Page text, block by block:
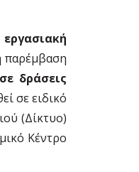
παρέμβαση
δράσεις
σε ειδικό
(Δίκτυο)
Κέντρο